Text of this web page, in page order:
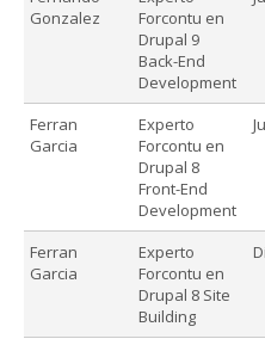
Gonzalez
Forcontu en
Drupal 9
Back-End
Development
Ferran
Garcia
Experto
Forcontu en
Drupal 8
Front-End
Development
Ferran
Garcia
Experto
Forcontu en
Drupal 8 Site
Building